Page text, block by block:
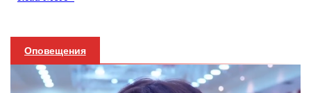
Оповещения